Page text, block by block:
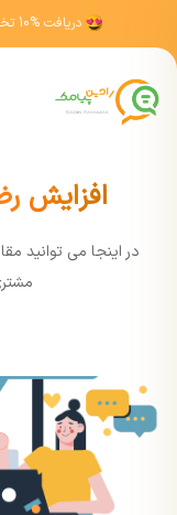
دریافت 10% تخفیف
افزایش
در اينجا مي توانيد